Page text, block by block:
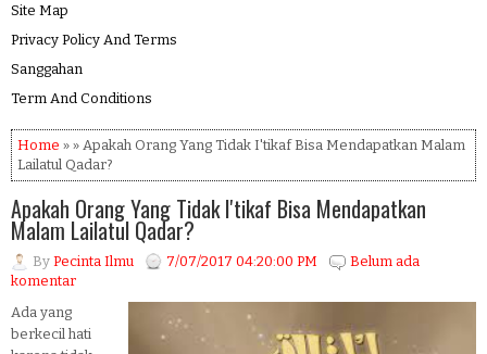
Site Map
Privacy Policy And Terms
Sanggahan
Term And Conditions
Home » » Apakah Orang Yang Tidak I'tikaf Bisa Mendapatkan Malam
Lailatul Qadar?
Apakah Orang Yang Tidak I'tikaf Bisa Mendapatkan
Malam Lailatul Qadar?
By Pecinta Ilmu 7/07/2017 04:20:00 PM
Belum ada
komentar
Ada yang
berkecil hati